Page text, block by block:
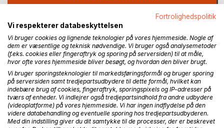
Føj til ønskeliste
Anmeld titel
BESKRIVELSE
Fortrolighedspolitik
Vi respekterer databeskyttelsen
Vi bruger cookies og lignende teknologier på vores hjemmeside. Nogle af
dem er væsentlige og teknisk nødvendige. Vi bruger også analysemetoder
(f.eks. cookies eller fingeraftryk og sporing på serversiden) til at måle,
hvor ofte vores hjemmeside bliver besøgt, og hvordan den bliver brugt.
Vi bruger sporingsteknologier til markedsføringsformål og bruger sporing
på serversiden samt tredjepartsudbydere til dette formål, hvilket kan
indebære brug af cookies, fingeraftryk, sporingspixels og IP-adresser på
tværs af enheder. Vi indlejrer også tredjepartsindhold fra andre udbydere
(videoplatforme) på vores hjemmeside. Vi har ingen indflydelse på den
videre databehandling og eventuelle sporing hos tredjepartsudbyderen.
Med din indstilling giver du dit samtykke til de processer, der er beskrevet